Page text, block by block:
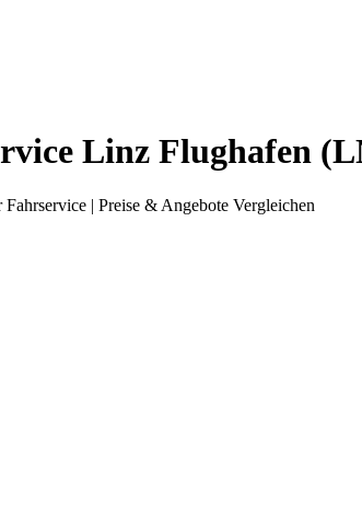
Linz Flughafen
| Preise & Angebote Vergleichen